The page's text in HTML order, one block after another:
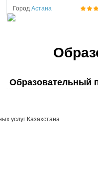
Город Астана
Образовательный
услуг Казахстана